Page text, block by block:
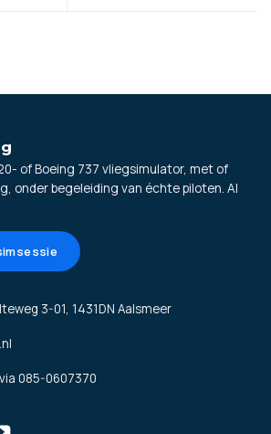
of Boeing 737 vliegsimulator, met of
onder begeleiding van échte piloten. Al
3-01, 1431DN Aalsmeer
085-0607370